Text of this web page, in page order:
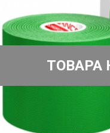
ТОВАРА